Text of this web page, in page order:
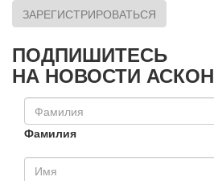
ЗАРЕГИСТРИРОВАТЬСЯ
ПОДПИШИТЕСЬ
НА НОВОСТИ АСКОН
Фамилия